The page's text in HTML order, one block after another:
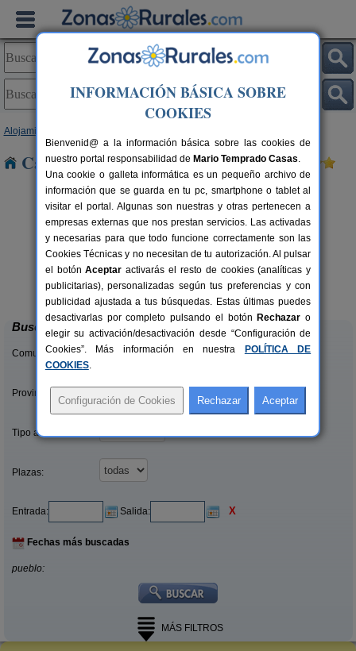
Alojamientos
Casas Rurales cerca de Termiño
4-10+1 pers.
desde21 €
La Morera de Agustina
Villanueva de Carazo (Burgos)
Buscar
Comunidades:
Provincias/Islas:
Tipo alquiler:
Plazas:
Entrada: Salida: X
Fechas más buscadas
pueblo:
MÁS FILTROS
INFORMACIÓN BÁSICA SOBRE
COOKIES
Bienvenid@ a la información básica sobre las cookies de
nuestro portal responsabilidad de Mario Temprado Casas.
Una cookie o galleta informática es un pequeño archivo de
información que se guarda en tu pc, smartphone o tablet al
visitar el portal. Algunas son nuestras y otras pertenecen a
empresas externas que nos prestan servicios. Las activadas
y necesarias para que todo funcione correctamente son las
Cookies Técnicas y no necesitan de tu autorización. Al pulsar
el botónAceptar activarás el resto de cookies (analíticas y
publicitarias), personalizadas según tus preferencias y con
publicidad ajustada a tus búsquedas. Estas últimas puedes
desactivarlas por completo pulsando el botón Rechazar o
elegir su activación/desactivación desde “Configuración de
Cookies”. Más información en nuestra
POLÍTICA DE
COOKIES.